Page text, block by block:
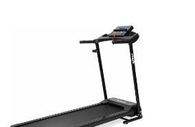
akár intenzív futás közben is.
A többféle edzésprogrammal
könnyedén személyre
szabhatod az edzést, a
Bluetooth-kapcsolat pedig
még motiválóbbá teszi a
használatát. Összecsukható
kialakítása helytakarékos, a